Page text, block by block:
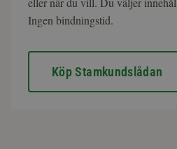
Ingen bindningstid.
Köp Stamkundslådan